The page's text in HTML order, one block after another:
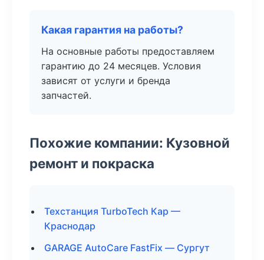
Какая гарантия на работы?
На основные работы предоставляем
гарантию до 24 месяцев. Условия
зависят от услуги и бренда
запчастей.
Похожие компании: Кузовной
ремонт и покраска
Техстанция TurboTech Кар —
Краснодар
GARAGE AutoCare FastFix — Сургут